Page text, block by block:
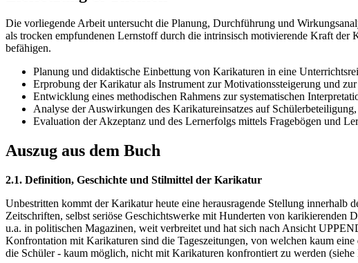
Die vorliegende Arbeit untersucht die Planung, Durchführung und
als trocken empfundenen Lernstoff durch die intrinsisch motivierende Kraft der
befähigen.
Planung und didaktische Einbettung von Karikaturen in eine
Erprobung der Karikatur als Instrument zur Motivationssteigerung und
Entwicklung eines methodischen Rahmens zur systematischen
Analyse der Auswirkungen des Karikatureinsatzes auf
Evaluation der Akzeptanz und des Lernerfolgs mittels Fragebögen und
Auszug aus dem Buch
2.1. Definition, Geschichte und Stilmittel der Karikatur
Unbestritten kommt der Karikatur heute eine herausragende Stellung
Zeitschriften, selbst seriöse Geschichtswerke mit Hunderten von
u.a. in politischen Magazinen, weit verbreitet und hat sich nach Ansicht
Konfrontation mit Karikaturen sind die Tageszeitungen, von welchen kaum
die Schüler - kaum möglich, nicht mit Karikaturen konfrontiert zu werden